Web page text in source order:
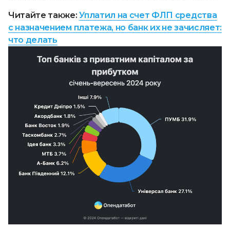
Читайте также:Уплатил на счет ФЛП средства
с назначением платежа, но банк их не зачисляет:
что делать